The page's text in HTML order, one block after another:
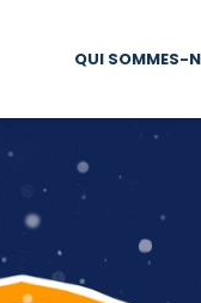
QUI SOMMES-